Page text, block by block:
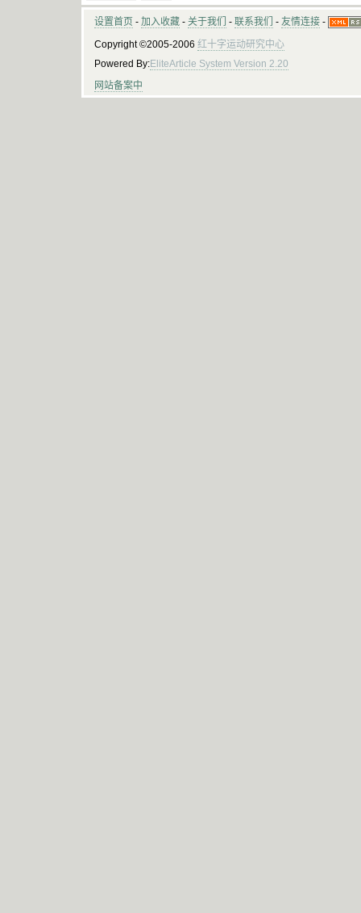
设置首页 - 加入收藏 - 关于我们 - 联系我们 - 友情连接 -
Copyright ©2005-2006 红十字运动研究中心
Powered By:EliteArticle System Version 2.20
网站备案中